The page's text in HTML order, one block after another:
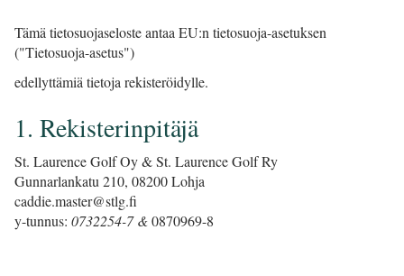
Tämä tietosuojaseloste antaa EU:n tietosuoja-asetuksen
("Tietosuoja-asetus")
edellyttämiä tietoja rekisteröidylle.
1. Rekisterinpitäjä
St. Laurence Golf Oy & St. Laurence Golf Ry
Gunnarlankatu 210, 08200 Lohja
caddie.master@stlg.fi
y-tunnus: 0732254-7 &0870969-8